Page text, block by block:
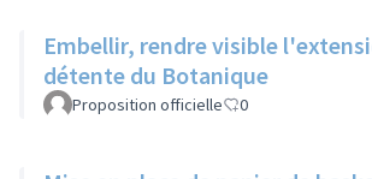
Embellir, rendre visible
détente du Botanique
Proposition officielle 0